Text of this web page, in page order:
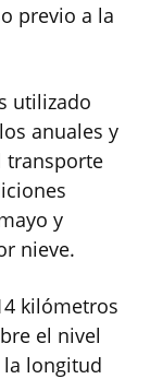
previo a la
utilizado
anuales y
transporte
y
nieve.
kilómetros
el nivel
longitud